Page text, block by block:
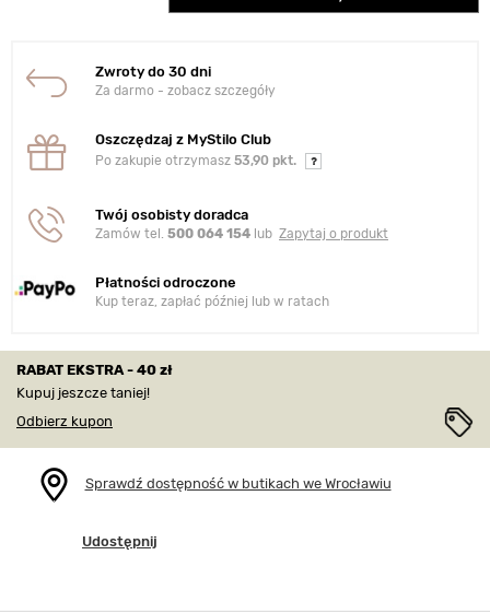
Zwroty do 30 dni
Za darmo - zobacz szczegóły
Oszczędzaj z MyStilo Club
Po zakupie otrzymasz 53,90 pkt.
Twój osobisty doradca
Zamów tel. 500 064 154 lub Zapytaj o produkt
Płatności odroczone
Kup teraz, zapłać później lub w ratach
RABAT EKSTRA - 40 zł
Kupuj jeszcze taniej!
Odbierz kupon
Sprawdź dostępność w butikach we Wrocławiu
Udostępnij